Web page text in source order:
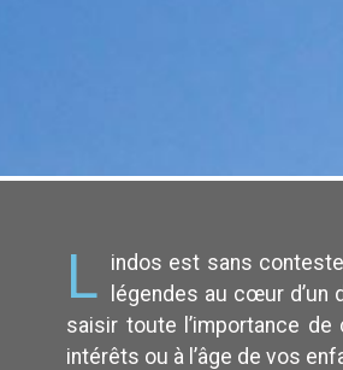
L indos est sans
légendes au cœur d’un
saisir toute l’importance
intérêts ou à l’âge de vos